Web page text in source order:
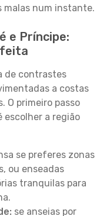
num instante.
e Príncipe:
de contrastes
a costas
O primeiro passo
escolher a região
se preferes zonas
ou enseadas
tranquilas para
se anseias por